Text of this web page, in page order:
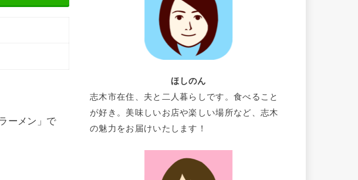
ーメン」で
ほしのん
志木市在住、夫と二人暮らしです。食べること
が好き。美味しいお店や楽しい場所など、志木
の魅力をお届けいたします！